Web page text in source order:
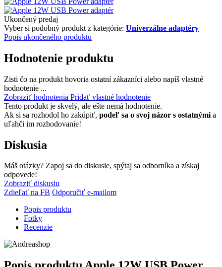
Ukončený predaj
Vyber si podobný produkt z kategórie: Univerzálne adaptéry
Popis ukončeného produktu
Hodnotenie produktu
Zisti čo na produkt hovoria ostatní zákazníci alebo napíš vlastné
hodnotenie ...
Zobraziť hodnotenia Pridať vlastné hodnotenie
Tento produkt je skvelý, ale ešte nemá hodnotenie.
Ak si sa rozhodol ho zakúpiť, podeľ sa o svoj názor s ostatnými a
uľahči im rozhodovanie!
Diskusia
Máš otázky? Zapoj sa do diskusie, spýtaj sa odborníka a získaj
odpovede!
Zobraziť diskusiu
Zdieľať na FB Odporučiť e-mailom
Popis produktu
Fotky
Recenzie